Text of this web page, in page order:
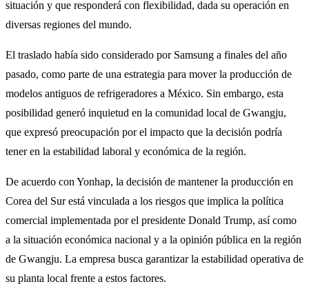
situación y que responderá con flexibilidad, dada su operación en
diversas regiones del mundo.
El traslado había sido considerado por Samsung a finales del año
pasado, como parte de una estrategia para mover la producción de
modelos antiguos de refrigeradores a México. Sin embargo, esta
posibilidad generó inquietud en la comunidad local de Gwangju,
que expresó preocupación por el impacto que la decisión podría
tener en la estabilidad laboral y económica de la región.
De acuerdo con Yonhap, la decisión de mantener la producción en
Corea del Sur está vinculada a los riesgos que implica la política
comercial implementada por el presidente Donald Trump, así como
a la situación económica nacional y a la opinión pública en la región
de Gwangju. La empresa busca garantizar la estabilidad operativa de
su planta local frente a estos factores.